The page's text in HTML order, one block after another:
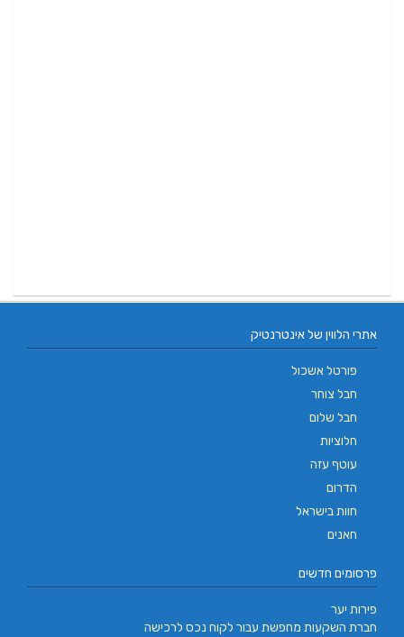
אתרי הלווין של אינטרנטיק
פורטל אשכול
חבל צוחר
חבל שלום
חלוציות
עוטף עזה
הדרום
חוות בישראל
חאנים
פרסומים חדשים
פירות יער
חברת השקעות מחפשת עבור לקוח נכס לרכישה